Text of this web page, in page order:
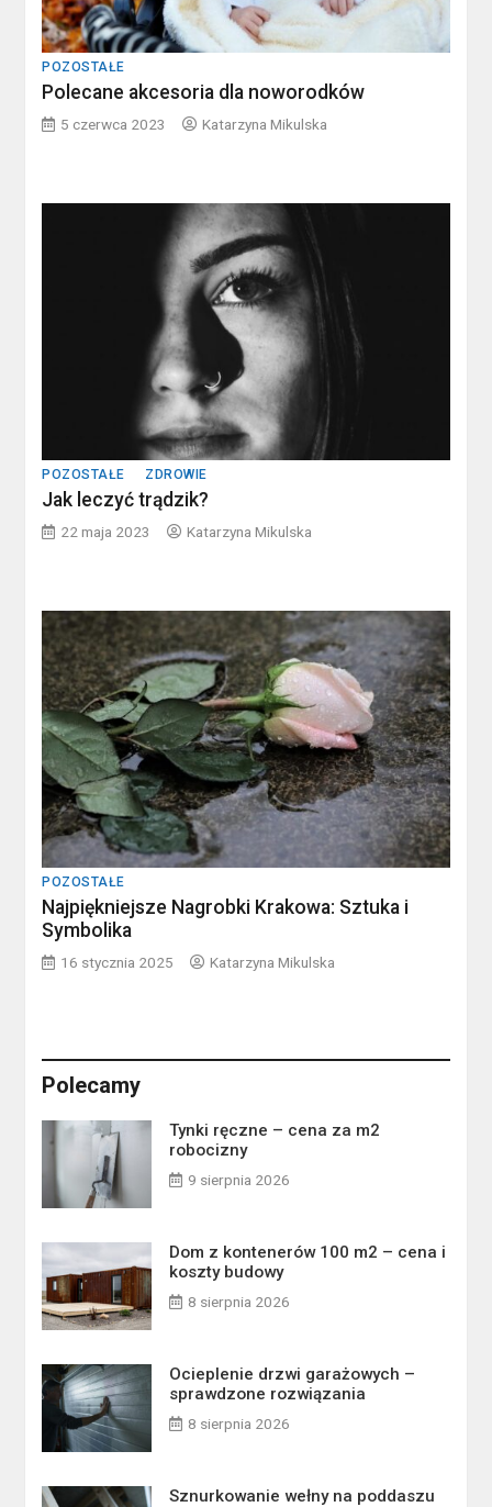
POZOSTAŁE
Polecane akcesoria dla noworodków
5 czerwca 2023 Katarzyna Mikulska
POZOSTAŁE ZDROWIE
Jak leczyć trądzik?
22 maja 2023 Katarzyna Mikulska
POZOSTAŁE
Najpiękniejsze Nagrobki Krakowa: Sztuka i
Symbolika
16 stycznia 2025 Katarzyna Mikulska
Polecamy
Tynki ręczne – cena za m2
robocizny
9 sierpnia 2026
Dom z kontenerów 100 m2 – cena i
koszty budowy
8 sierpnia 2026
Ocieplenie drzwi garażowych –
sprawdzone rozwiązania
8 sierpnia 2026
Sznurkowanie wełny na poddaszu